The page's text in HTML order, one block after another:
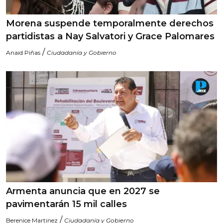
Morena suspende temporalmente derechos
partidistas a Nay Salvatori y Grace Palomares
Anaid Piñas / Ciudadanía y Gobierno
Armenta anuncia que en 2027 se
pavimentarán 15 mil calles
Berenice Martinez / Ciudadanía y Gobierno